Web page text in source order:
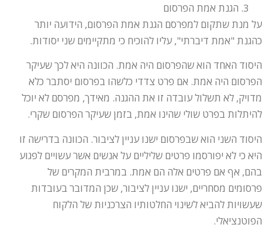
הגנת אמת הפרסום
על מנת שתקום למפרסם הגנת אמת הפרסום, הידועה יותר
כהגנת "אמת דיברתי", עליו להוכיח כי מתקיימים שני יסודות.
היסוד האחד הוא שהפרסום היה אמת. הכוונה היא לכך שעיקר
הפרסום היה אמת. אם פרט צדדי כלשהו בפרסום יסתבר כלא
מדויק, לא תשלול עובדה זו את ההגנה. מאידך, מפרסם לא יוכל
להיתלות בפרט שולי שהינו אמת, בזמן שעיקר הפרסום שקרי.
היסוד השני הוא שבפרסום ישנו עניין לציבור. הכוונה בדרישה זו
היא כי לא יפורסמו פרטים שליליים על אנשים אשר עשויים לפגוע
בהם, אף אם פרטים אלה הם אמת. במרבית המקרים של
פרסומים מסחריים, ישנו עניין לציבור, שכן המדובר בעובדות
שעשויות להביא לשינוי החלטותיו הצרכניות של הלקוח
הפוטנציאלי.